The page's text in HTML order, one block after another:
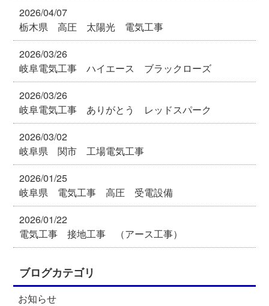
2026/04/07
栃木県 高圧 太陽光 電気工事
2026/03/26
岐阜電気工事 ハイエース ブラックローズ
2026/03/26
岐阜電気工事 ありがとう レッドスパーク
2026/03/02
岐阜県 関市 工場電気工事
2026/01/25
岐阜県 電気工事 高圧 受電設備
2026/01/22
電気工事 接地工事 （アース工事）
ブログカテゴリ
お知らせ